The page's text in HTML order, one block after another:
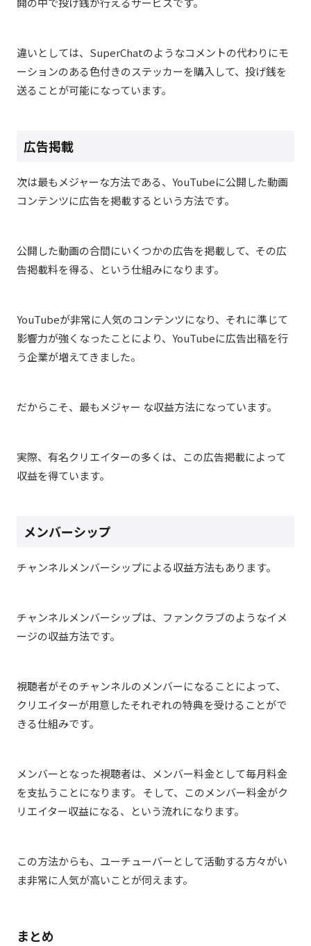
違いとしては、SuperChatのようなコメントの代わりにモ
ーションのある色付きのステッカーを購入して、投げ銭を
送ることが可能になっています。
広告掲載
次は最もメジャーな方法である、YouTubeに公開した動画
コンテンツに広告を掲載するという方法です。
公開した動画の合間にいくつかの広告を掲載して、その広
告掲載料を得る、という仕組みになります。
YouTubeが非常に人気のコンテンツになり、それに準じて
影響力が強くなったことにより、YouTubeに広告出稿を行
う企業が増えてきました。
だからこそ、最もメジャー な収益方法になっています。
実際、有名クリエイターの多くは、この広告掲載によって
収益を得ています。
メンバーシップ
チャンネルメンバーシップによる収益方法もあります。
チャンネルメンバーシップは、ファンクラブのようなイメ
ージの収益方法です。
視聴者がそのチャンネルのメンバーになることによって、
クリエイターが用意したそれぞれの特典を受けることがで
きる仕組みです。
メンバーとなった視聴者は、メンバー料金として毎月料金
を支払うことになります。 そして、このメンバー料金がク
リエイター収益になる、という流れになります。
この方法からも、ユーチューバーとして活動する方々がい
ま非常に人気が高いことが伺えます。
まとめ